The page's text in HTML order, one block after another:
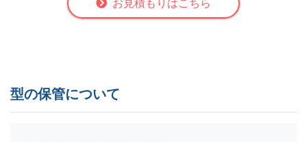
お見積もりはこちら
型の保管について